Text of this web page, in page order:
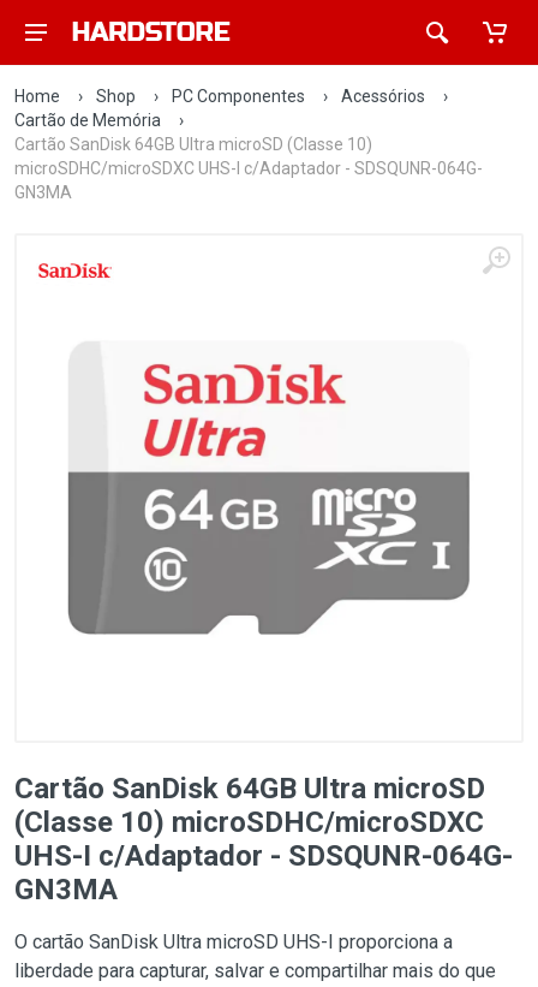
Home › Shop › PC Componentes › Acessórios
›
Cartão de Memória
›
Cartão SanDisk 64GB Ultra microSD (Classe 10)
microSDHC/microSDXC UHS-I c/Adaptador - SDSQUNR-064G-
GN3MA
Cartão SanDisk 64GB Ultra microSD
(Classe 10) microSDHC/microSDXC
UHS-I c/Adaptador - SDSQUNR-064G-
GN3MA
O cartão SanDisk Ultra microSD UHS-I proporciona a
liberdade para capturar, salvar e compartilhar mais do que